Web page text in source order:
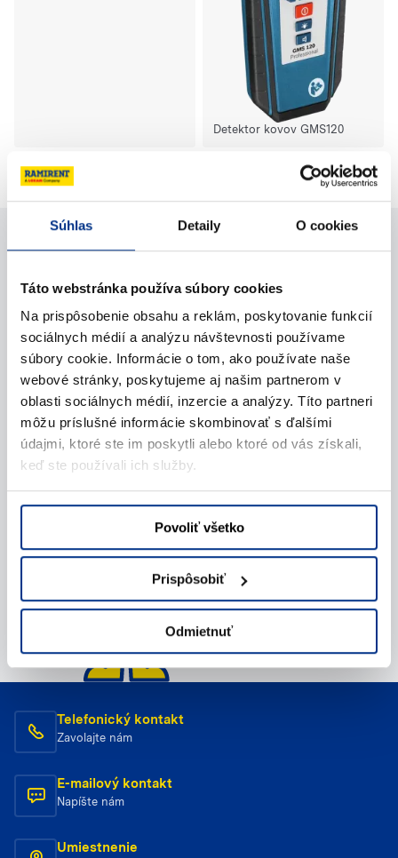
Súhlas Detaily O cookies
Táto webstránka používa súbory cookies
Na prispôsobenie obsahu a reklám, poskytovanie funkcií
sociálnych médií a analýzu návštevnosti používame
súbory cookie. Informácie o tom, ako používate naše
webové stránky, poskytujeme aj našim partnerom v
oblasti sociálnych médií, inzercie a analýzy. Títo partneri
môžu príslušné informácie skombinovať s ďalšími
údajmi, ktoré ste im poskytli alebo ktoré od vás získali,
keď ste používali ich služby.
Povoliť všetko
Prispôsobiť
Odmietnuť
Detektor kovov GMS120
Kontaktujte nás
Zavolajte nám
Napíšte nám (e-mail)
Telefonický kontakt
Zavolajte nám
E-mailový kontakt
Napíšte nám
Umiestnenie